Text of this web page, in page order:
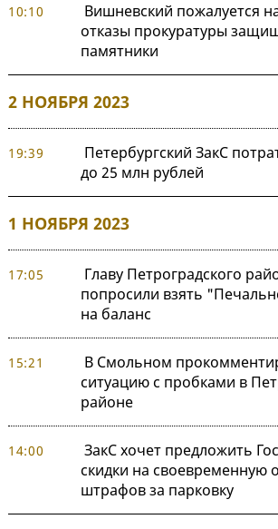
10:10
Вишневский пожалуется
отказы прокуратуры
памятники
2 НОЯБРЯ 2023
19:39
Петербургский ЗакС
до 25 млн рублей
1 НОЯБРЯ 2023
17:05
Главу Петроградского
попросили взять
на баланс
15:21
В Смольном
ситуацию с пробками в
районе
14:00
ЗакС хочет предложить
скидки на своевременную
штрафов за парковку